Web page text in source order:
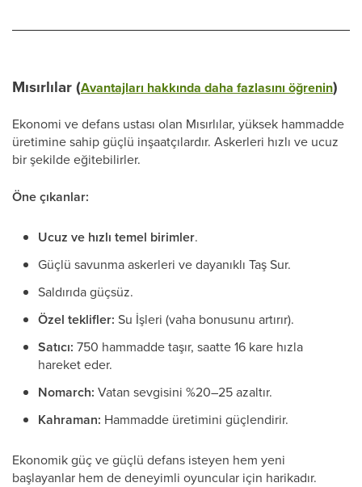
Mısırlılar (Avantajları hakkında daha fazlasını öğrenin)
Ekonomi ve defans ustası olan Mısırlılar, yüksek hammadde
üretimine sahip güçlü inşaatçılardır. Askerleri hızlı ve ucuz
bir şekilde eğitebilirler.
Öne çıkanlar:
Ucuz ve hızlı temel birimler.
Güçlü savunma askerleri ve dayanıklı Taş Sur.
Saldırıda güçsüz.
Özel teklifler: Su İşleri (vaha bonusunu artırır).
Satıcı: 750 hammadde taşır, saatte 16 kare hızla
hareket eder.
Nomarch: Vatan sevgisini %20–25 azaltır.
Kahraman: Hammadde üretimini güçlendirir.
Ekonomik güç ve güçlü defans isteyen hem yeni
başlayanlar hem de deneyimli oyuncular için harikadır.